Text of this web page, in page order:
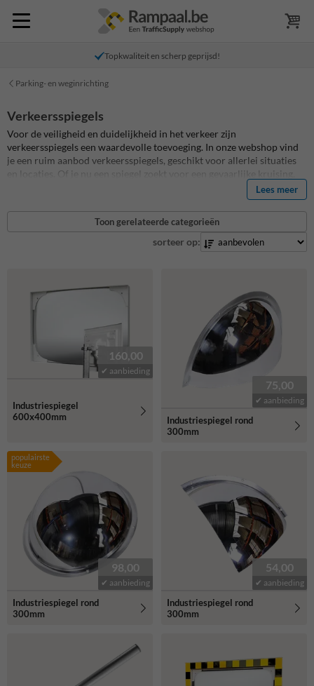
Topkwaliteit en scherp geprijsd!
Parking- en weginrichting
Verkeersspiegels
Voor de veiligheid en duidelijkheid in het verkeer zijn
verkeersspiegels een waardevolle toevoeging. In onze webshop vind
je een ruim aanbod verkeersspiegels, geschikt voor allerlei situaties
en locaties. Of je nu een spiegel zoekt voor een gevaarlijke kruising,
een uitrit of een parkeerplaats waar je beter zicht wil, wij hebben de
juiste oplossing. Onze spiegels zijn ontworpen voor optimale
zichtbaarheid en duurzaamheid, zo dat je er jarenlang op kunt
rekenen om de verkeersveiligheid rond je terrein te verbeteren. Kies
het model dat best past bij jouw situatie en maak de omgeving
Lees meer
Toon gerelateerde categorieën
sorteer op:
160,00
✔ aanbieding
Industriespiegel
600x400mm
75,00
✔ aanbieding
Industriespiegel rond
300mm
populairste
keuze
98,00
✔ aanbieding
Industriespiegel rond
300mm
54,00
✔ aanbieding
Industriespiegel rond
300mm